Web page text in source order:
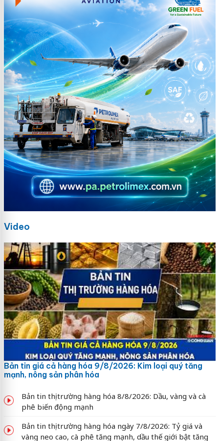
Video
Bản tin giá cả hàng hóa 9/8/2026: Kim loại quý tăng
mạnh, nông sản phân hóa
Bản tin thị trường hàng hóa 8/8/2026: Dầu, vàng và cà
phê biến động mạnh
Bản tin thị trường hàng hóa ngày 7/8/2026: Tỷ giá và
vàng neo cao, cà phê tăng mạnh, dầu thế giới bật tăng